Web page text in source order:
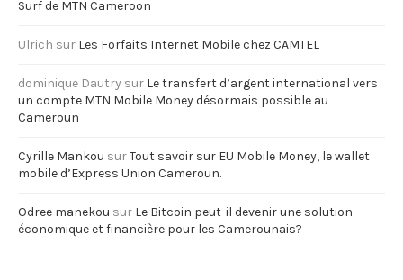
Surf de MTN Cameroon
Ulrich sur Les Forfaits Internet Mobile chez CAMTEL
dominique Dautry sur Le transfert d’argent international vers
un compte MTN Mobile Money désormais possible au
Cameroun
Cyrille Mankou surTout savoir sur EU Mobile Money, le wallet
mobile d’Express Union Cameroun.
Odree manekou sur Le Bitcoin peut-il devenir une solution
économique et financière pour les Camerounais?